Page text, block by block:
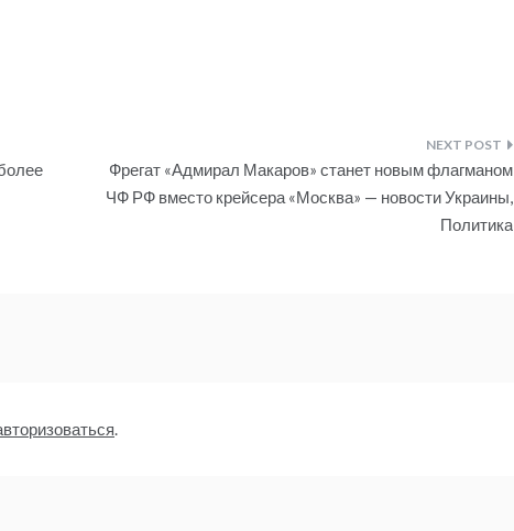
Фрегат «Адмирал Макаров» станет новым флагманом
ЧФ РФ вместо крейсера «Москва» — новости Украины,
Политика
.